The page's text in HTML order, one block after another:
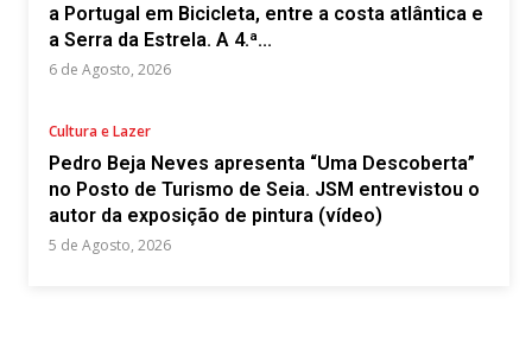
a Portugal em Bicicleta, entre a costa atlântica e
a Serra da Estrela. A 4.ª...
6 de Agosto, 2026
Cultura e Lazer
Pedro Beja Neves apresenta “Uma Descoberta”
no Posto de Turismo de Seia. JSM entrevistou o
autor da exposição de pintura (vídeo)
5 de Agosto, 2026